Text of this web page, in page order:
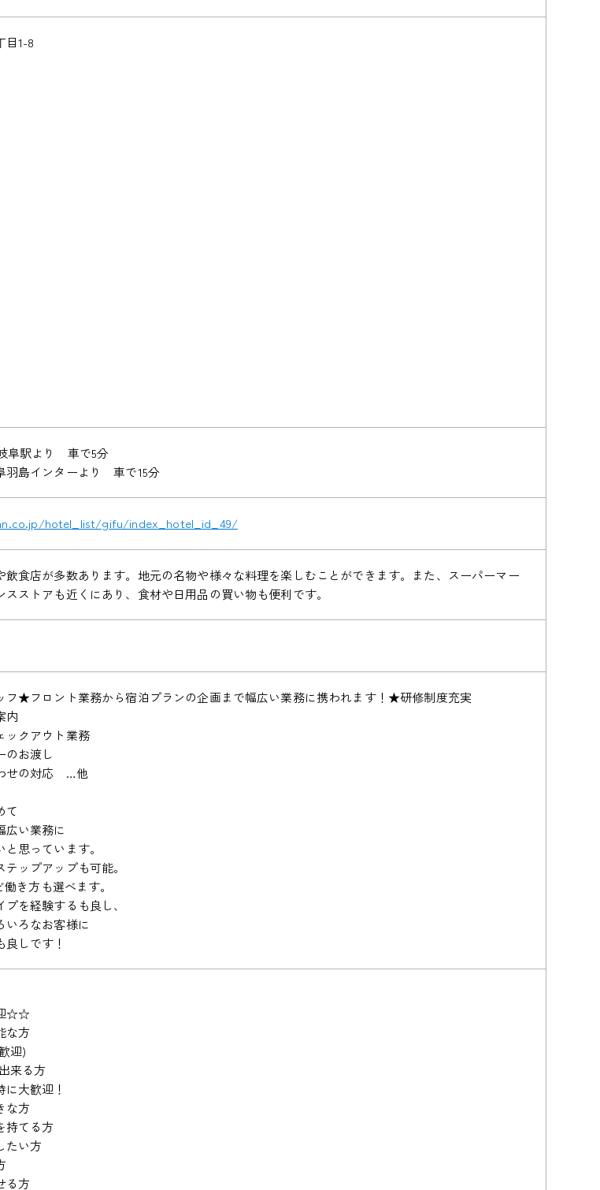
目1-8
阜駅より 車で5分
島インターより 車で15分
hotel_list/gifu/index_hotel_id_49/
飲食店が多数あります。地元の名物や様々な料理を楽しむことができます。また、スーパーマー
ストアも近くにあり、食材や日用品の買い物も便利です。
フ★フロント業務から宿泊プランの企画まで幅広い業務に携われます！★研修制度充実
内
ックアウト業務
のお渡し
せの対応 …他
て
広い業務に
思っています。
ップアップも可能。
き方も選べます。
を経験するも良し、
いろなお客様に
しです！
☆☆
な方
迎)
来る方
大歓迎！
な方
持てる方
たい方
る方